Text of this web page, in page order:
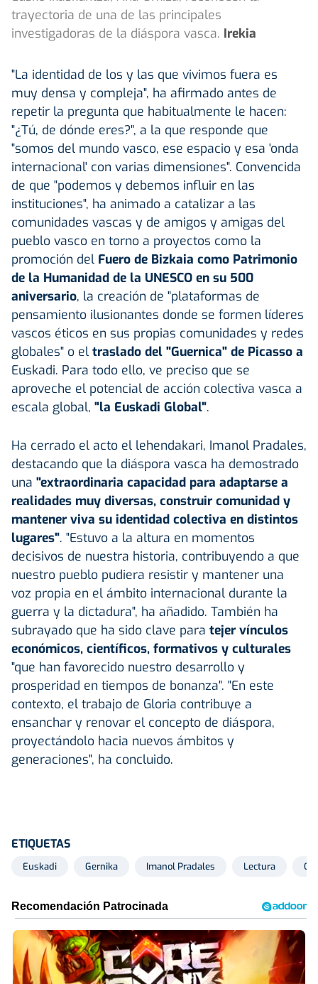
trayectoria de una de las principales
investigadoras de la diáspora vasca. Irekia
"La identidad de los y las que vivimos fuera es
muy densa y compleja", ha afirmado antes de
repetir la pregunta que habitualmente le hacen:
"¿Tú, de dónde eres?", a la que responde que
"somos del mundo vasco, ese espacio y esa 'onda
internacional' con varias dimensiones". Convencida
de que "podemos y debemos influir en las
instituciones", ha animado a catalizar a las
comunidades vascas y de amigos y amigas del
pueblo vasco en torno a proyectos como la
promoción del Fuero de Bizkaia como Patrimonio
de la Humanidad de la UNESCO en su 500
aniversario, la creación de "plataformas de
pensamiento ilusionantes donde se formen líderes
vascos éticos en sus propias comunidades y redes
globales" o el traslado del "Guernica" de Picasso a
Euskadi. Para todo ello, ve preciso que se
aproveche el potencial de acción colectiva vasca a
escala global, "la Euskadi Global".
Ha cerrado el acto el lehendakari, Imanol Pradales,
destacando que la diáspora vasca ha demostrado
una "extraordinaria capacidad para adaptarse a
realidades muy diversas, construir comunidad y
mantener viva su identidad colectiva en distintos
lugares". "Estuvo a la altura en momentos
decisivos de nuestra historia, contribuyendo a que
nuestro pueblo pudiera resistir y mantener una
voz propia en el ámbito internacional durante la
guerra y la dictadura", ha añadido. También ha
subrayado que ha sido clave para tejer vínculos
económicos, científicos, formativos y culturales
"que han favorecido nuestro desarrollo y
prosperidad en tiempos de bonanza". "En este
contexto, el trabajo de Gloria contribuye a
ensanchar y renovar el concepto de diáspora,
proyectándolo hacia nuevos ámbitos y
generaciones", ha concluido.
ETIQUETAS
Euskadi Gernika Imanol Pradales Lectura